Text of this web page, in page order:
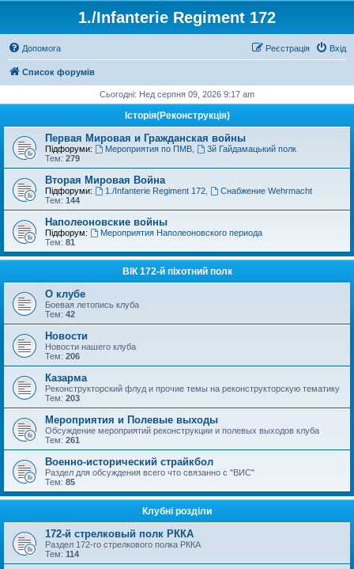
1./Infanterie Regiment 172
Допомога Вхід
Реєстрація
Список форумів
Сьогодні: Нед серпня 09, 2026 9:17 am
Історiя(Реконструкція)
Первая Мировая и Гражданская войны
Підфоруми: Мероприятия по ПМВ,
3й Гайдамацький полк
Тем: 279
Вторая Мировая Война
Підфоруми: 1./Infanterie Regiment 172,
Снабжение Wehrmacht
Тем: 144
Наполеоновские войны
Підфорум:
Мероприятия Наполеоновского периода
Тем: 81
ВІК 172-й піхотний полк
О клубе
Боевая летопись клуба
Тем: 42
Новости
Новости нашего клуба
Тем: 206
Казарма
Реконструкторский флуд и прочие темы на реконструкторскую тематику
Тем: 203
Мероприятия и Полевые выходы
Обсуждение мероприятий реконструкции и полевых выходов клуба
Тем: 261
Военно-исторический страйкбол
Раздел для обсуждения всего что связанно с "ВИС"
Тем: 85
Клубні розділи
172-й стрелковый полк РККА
Раздел 172-го стрелкового полка РККА
Тем: 114